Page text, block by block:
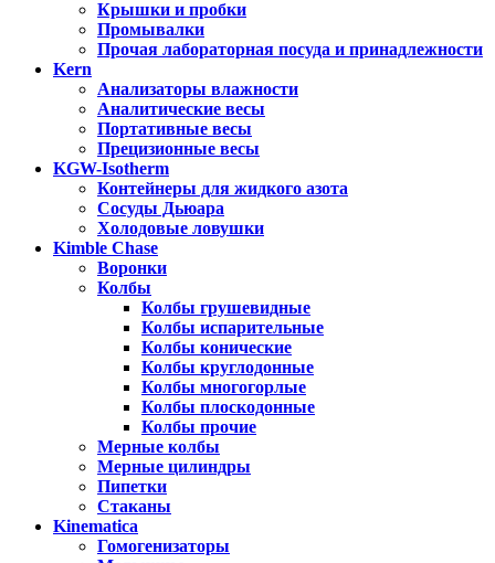
Крышки и пробки
Промывалки
Прочая лабораторная посуда и принадлежности
Kern
Анализаторы влажности
Аналитические весы
Портативные весы
Прецизионные весы
KGW-Isotherm
Контейнеры для жидкого азота
Сосуды Дьюара
Холодовые ловушки
Kimble Chase
Воронки
Колбы
Колбы грушевидные
Колбы испарительные
Колбы конические
Колбы круглодонные
Колбы многогорлые
Колбы плоскодонные
Колбы прочие
Мерные колбы
Мерные цилиндры
Пипетки
Стаканы
Kinematica
Гомогенизаторы